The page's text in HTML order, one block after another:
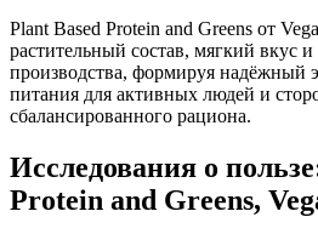
Plant Based Protein and Greens от
растительный состав, мягкий вкус
производства, формируя надёжный
питания для активных людей и
сбалансированного рациона.
Исследования о
Protein and Greens,